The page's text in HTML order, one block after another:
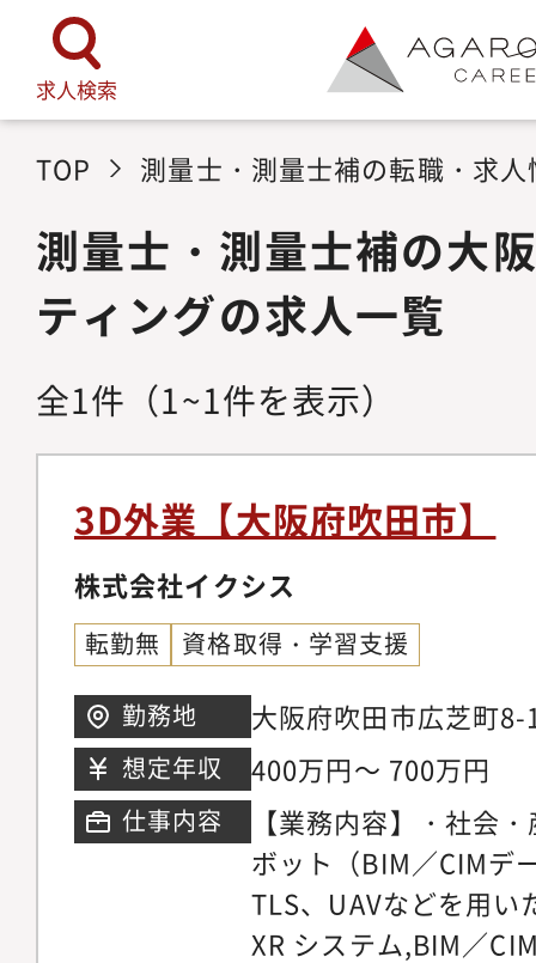
求人検索
TOP 測量士・測量士補の転職・求人
測量士・測量士補の大
ティングの求人一覧
全1件 （1~1件を表示）
3D外業【大阪府吹田市】
株式会社イクシス
転勤無 資格取得・学習支援
勤務地 大阪府吹田市広芝町8-
想定年収 400万円～ 700万円
仕事内容
【業務内容】・社会
ボット（BIM／CIMデ
TLS、UAVなどを用い
XR システム,BIM／